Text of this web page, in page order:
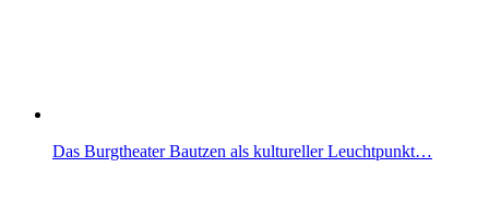
Das Burgtheater Bautzen als kultureller Leuchtpunkt…